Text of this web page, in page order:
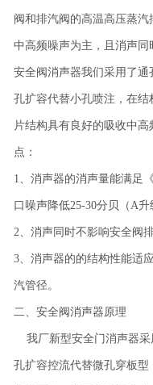
阀和排汽阀的高温高压蒸
中高频噪声为主，且消声
安全阀消声器我们采用了
孔扩容代替小孔喷注，在
片结构具有良好的吸收中
点：
1、消声器的消声量能满足
口噪声降低25-30分贝（A升
2、消声同时不影响安全阀
3、消声器的的结构性能适
汽管径。
二、安全阀消声器原理
我厂新型安全门消声器采
孔扩容控流代替微孔穿板